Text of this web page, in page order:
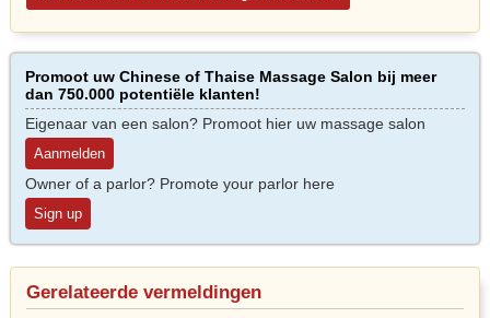
Promoot uw Chinese of Thaise Massage Salon bij meer
dan 750.000 potentiële klanten!
Eigenaar van een salon? Promoot hier uw massage salon
Aanmelden
Owner of a parlor? Promote your parlor here
Sign up
Gerelateerde vermeldingen